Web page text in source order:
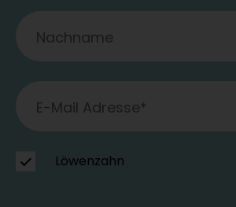
Löwenzahn